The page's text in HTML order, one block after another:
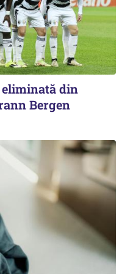
din
Bergen